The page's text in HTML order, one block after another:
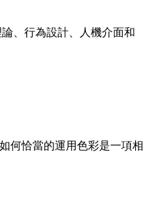
、行為設計、人機介面和
何恰當的運用色彩是一項相